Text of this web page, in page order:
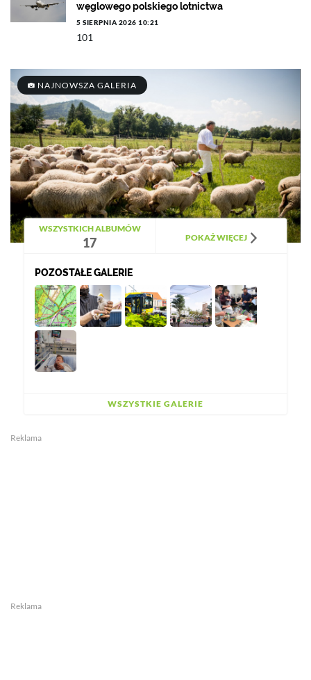
węglowego polskiego lotnictwa
5 SIERPNIA 2026 10:21
101
NAJNOWSZA GALERIA
WSZYSTKICH ALBUMÓW
17 POKAŻ WIĘCEJ
POZOSTAŁE GALERIE
WSZYSTKIE GALERIE
Reklama
Reklama